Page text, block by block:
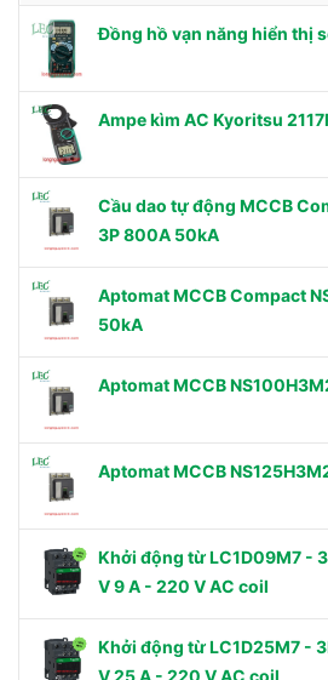
Đồng hồ vạn năng hiển thị
Ampe kìm AC Kyoritsu
Cầu dao tự động MCCB
3P 800A 50kA
Aptomat MCCB Compact
50kA
Aptomat MCCB
Aptomat MCCB
Khởi động từ LC1D09M7 -
V 9 A - 220 V AC coil
Khởi động từ LC1D25M7 -
V 25 A - 220 V AC coil